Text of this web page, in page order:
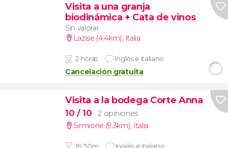
Visita a una granja
biodinámica + Cata de vinos
Sin valorar
Lazise (4.4km), Italia
2 horas Inglés e italiano
Cancelación gratuita
Visita a la bodega Corte Anna
10 / 10
2 opiniones
Sirmione (9.3km), Italia
1h 30m Inglés e italiano